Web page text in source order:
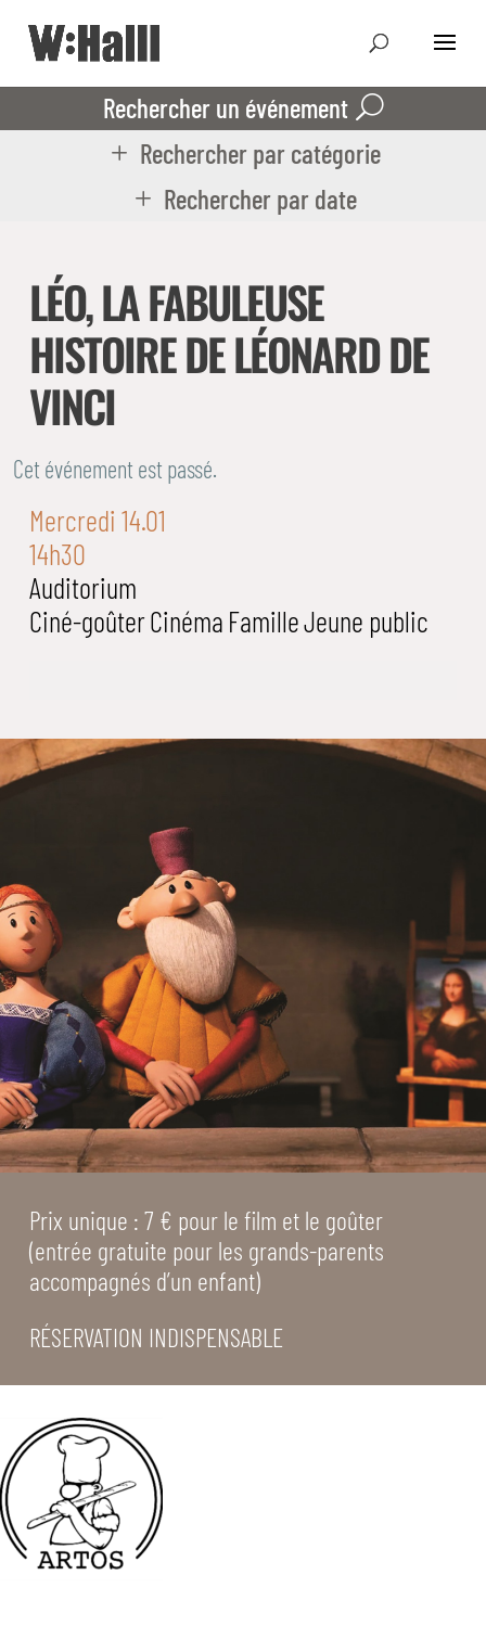
Rechercher un événement
Rechercher par catégorie
Rechercher par date
LÉO, LA FABULEUSE
HISTOIRE DE LÉONARD DE
VINCI
Cet événement est passé.
Mercredi 14.01
14h30
Auditorium
Ciné-goûterCinéma FamilleJeune public
Prix unique : 7 € pour le film et le goûter
(entrée gratuite pour les grands-parents
accompagnés d’un enfant)
RÉSERVATION INDISPENSABLE